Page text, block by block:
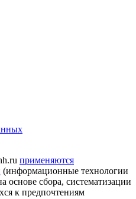
применяются
(информационные технологии
основе сбора, систематизации
к предпочтениям